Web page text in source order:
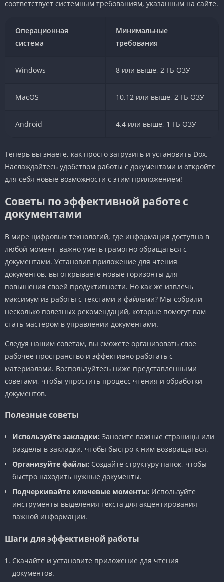
соответствует системным требованиям, указанным на сайте.
Операционная
система
Минимальные
требования
Windows 8 или выше, 2 ГБ ОЗУ
MacOS 10.12 или выше, 2 ГБ ОЗУ
Android 4.4 или выше, 1 ГБ ОЗУ
Теперь вы знаете, как просто загрузить и установить Dox.
Наслаждайтесь удобством работы с документами и откройте
для себя новые возможности с этим приложением!
Советы по эффективной работе с
документами
В мире цифровых технологий, где информация доступна в
любой момент, важно уметь грамотно обращаться с
документами. Установив приложение для чтения
документов, вы открываете новые горизонты для
повышения своей продуктивности. Но как же извлечь
максимум из работы с текстами и файлами? Мы собрали
несколько полезных рекомендаций, которые помогут вам
стать мастером в управлении документами.
Следуя нашим советам, вы сможете организовать свое
рабочее пространство и эффективно работать с
материалами. Воспользуйтесь ниже представленными
советами, чтобы упростить процесс чтения и обработки
документов.
Полезные советы
Используйте закладки: Заносите важные страницы или
разделы в закладки, чтобы быстро к ним возвращаться.
Организуйте файлы: Создайте структуру папок, чтобы
быстро находить нужные документы.
Подчеркивайте ключевые моменты: Используйте
инструменты выделения текста для акцентирования
важной информации.
Шаги для эффективной работы
Скачайте и установите приложение для чтения
документов.